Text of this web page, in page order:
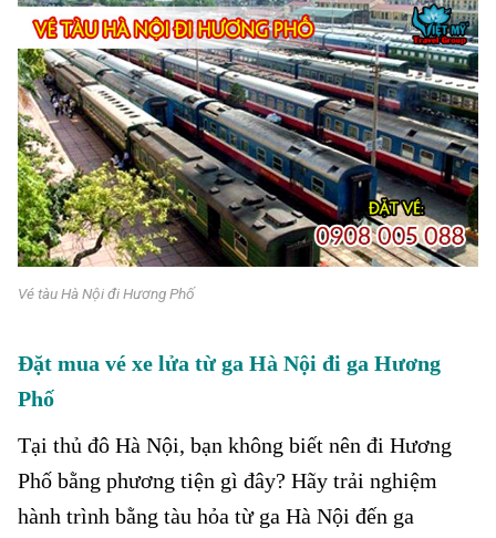
Vé tàu Hà Nội đi Hương Phố
Đặt mua vé xe lửa từ ga Hà Nội đi ga Hương
Phố
Tại thủ đô Hà Nội, bạn không biết nên đi Hương
Phố bằng phương tiện gì đây? Hãy trải nghiệm
hành trình bằng tàu hỏa từ ga Hà Nội đến ga